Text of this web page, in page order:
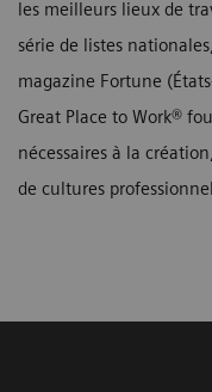
les meilleurs lieux de
série de listes
magazine Fortune
Great Place to Work®
nécessaires à la
de cultures